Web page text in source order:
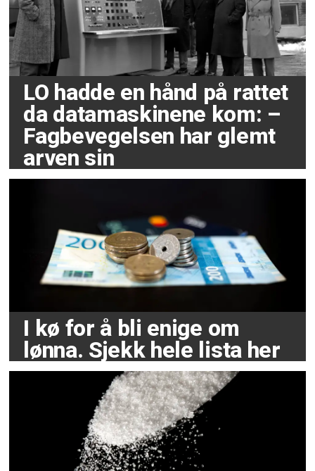
LO hadde en hånd på rattet
da datamaskinene kom: –
Fagbevegelsen har glemt
arven sin
I kø for å bli enige om
lønna. Sjekk hele lista her